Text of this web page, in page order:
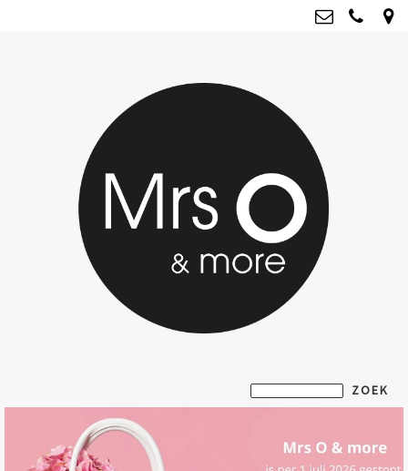
Kvk: Mrs O & more - 67796435
BTWnr: NL001835603B07